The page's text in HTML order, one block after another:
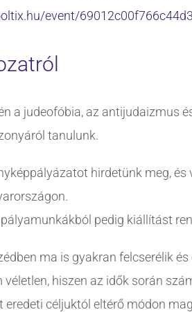
event/
a judeofóbia, az antijudaizmus
tanulunk.
hirdetünk meg,
pedig kiállítást
ma is gyakran felcserélik
véletlen, hiszen az idők során
eredeti céljuktól eltérő módon